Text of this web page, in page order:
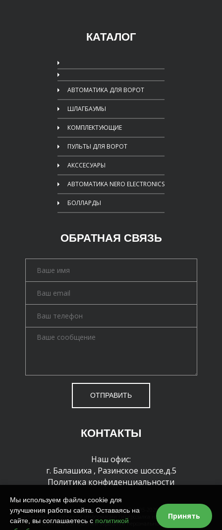
КАТАЛОГ
АВТОМАТИКА ДЛЯ ВОРОТ
ШЛАГБАУМЫ
КОМПЛЕКТУЮЩИЕ
ПУЛЬТЫ ДЛЯ ВОРОТ
АКССЕСУАРЫ
АВТОМАТИКА NERO ELECTRONICS
БОЛЛАРДЫ
ОБРАТНАЯ СВЯЗЬ
ОТПРАВИТЬ
КОНТАКТЫ
Наш офис:
г. Балашиха , Разинское шоссе,д.5
Политика конфиденциальности
Все права защищены и охраняются законом. © 1995-2026 г. При полном или
частичном цитировании информации гиперссылка на сайт обязательна
Политика в отношении обработки персональных данных
Мы используем файлы cookie для
улучшения работы сайта. Оставаясь на
сайте, вы соглашаетесь с политикой
Принять